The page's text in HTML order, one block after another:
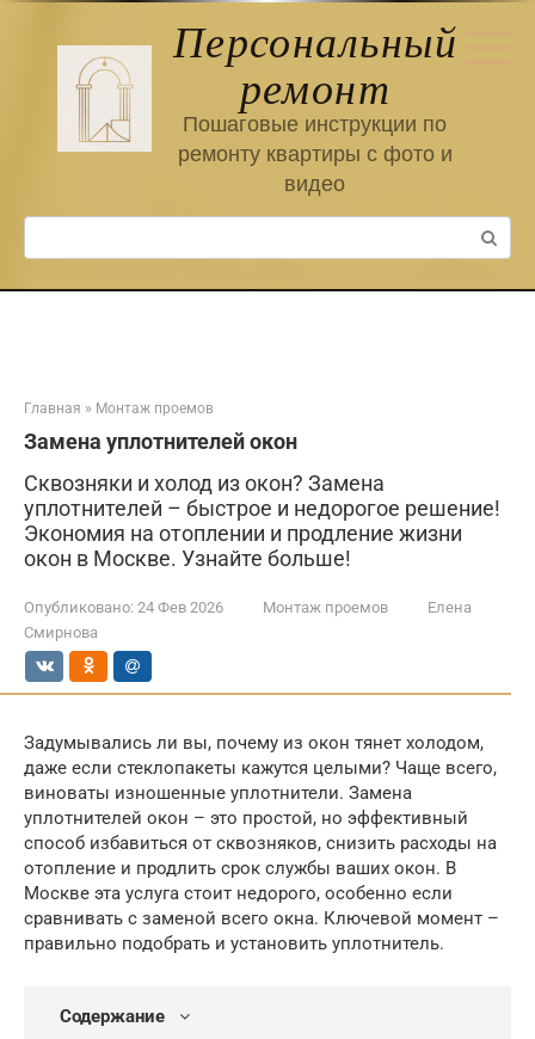
Персональный
ремонт
Пошаговые инструкции по
ремонту квартиры с фото и
видео
Поиск:
Главная » Монтаж проемов
Замена уплотнителей окон
Сквозняки и холод из окон? Замена
уплотнителей – быстрое и недорогое решение!
Экономия на отоплении и продление жизни
окон в Москве. Узнайте больше!
Опубликовано: 24 Фев 2026 Монтаж проемов
Елена
Смирнова
Задумывались ли вы, почему из окон тянет холодом,
даже если стеклопакеты кажутся целыми? Чаще всего,
виноваты изношенные уплотнители. Замена
уплотнителей окон – это простой, но эффективный
способ избавиться от сквозняков, снизить расходы на
отопление и продлить срок службы ваших окон. В
Москве эта услуга стоит недорого, особенно если
сравнивать с заменой всего окна. Ключевой момент –
правильно подобрать и установить уплотнитель.
Содержание